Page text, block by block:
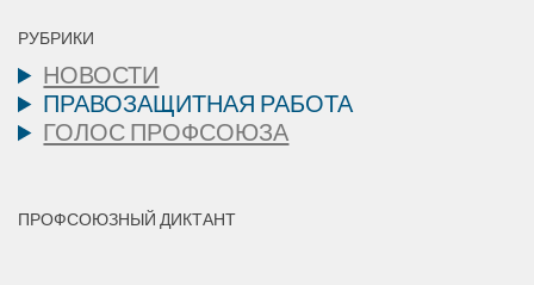
РУБРИКИ
НОВОСТИ
ПРАВОЗАЩИТНАЯ РАБОТА
ГОЛОС ПРОФСОЮЗА
ПРОФСОЮЗНЫЙ ДИКТАНТ